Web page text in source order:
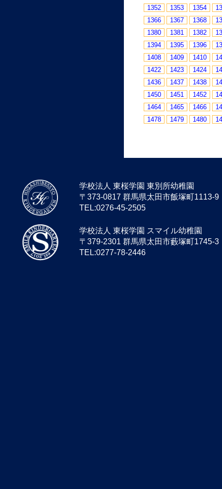
1352
1353 1354
1366
1367 1368
1380
1381 1382
1394
1395 1396
1408
1409 1410
1422
1423 1424
1436
1437 1438
1450
1451 1452
1464
1465 1466
1478
1479 1480
学校法人 東桜学園 東別所幼稚園
〒373-0817 群馬県太田市飯塚町1113-9
TEL:0276-45-2505
学校法人 東桜学園 スマイル幼稚園
〒379-2301 群馬県太田市藪塚町1745-3
TEL:0277-78-2446